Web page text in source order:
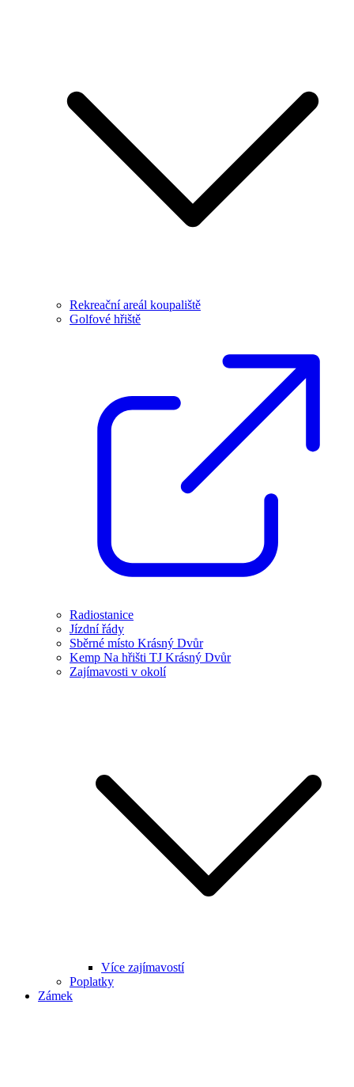
Rekreační areál koupaliště
Golfové hřiště
Radiostanice
Jízdní řády
Sběrné místo Krásný Dvůr
Kemp Na hřišti TJ Krásný Dvůr
Zajímavosti v okolí
Více zajímavostí
Poplatky
Zámek